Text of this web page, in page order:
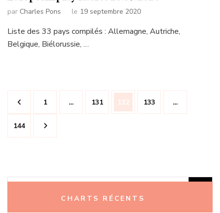
par Charles Pons le 19 septembre 2020
Liste des 33 pays compilés : Allemagne, Autriche,
Belgique, Biélorussie, …
Navigation
des
articles
Page
1 … Page
131 Page
132 Page
133 …
Page
144
CHARTS RÉCENTS